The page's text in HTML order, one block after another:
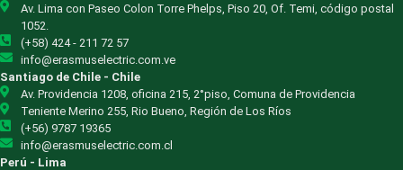
Av. Lima con Paseo Colon Torre Phelps, Piso 20, Of. Temi, código postal
1052.
(+58) 424 - 211 72 57
info@erasmuselectric.com.ve
Santiago de Chile - Chile
Av. Providencia 1208, oficina 215, 2°piso, Comuna de Providencia
Teniente Merino 255, Rio Bueno, Región de Los Ríos
(+56) 9787 19365
info@erasmuselectric.com.cl
Perú - Lima